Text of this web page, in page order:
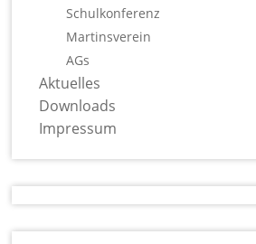
Schulkonferenz
Martinsverein
AGs
Aktuelles
Downloads
Impressum